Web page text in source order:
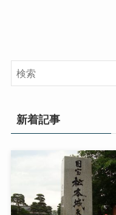
新着記事